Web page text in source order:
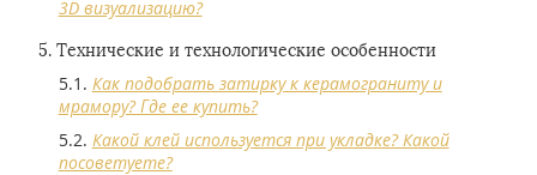
3D визуализацию?
Технические и технологические особенности
Как подобрать затирку к керамограниту и
мрамору? Где ее купить?
Какой клей используется при укладке? Какой
посоветуете?